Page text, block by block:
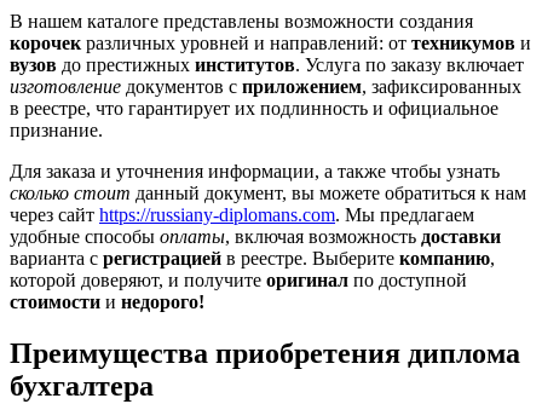
В нашем каталоге представлены возможности создания
корочек различных уровней и направлений: от техникумов и
вузов до престижных институтов. Услуга по заказу включает
изготовление документов с приложением, зафиксированных
в реестре, что гарантирует их подлинность и официальное
признание.
Для заказа и уточнения информации, а также чтобы узнать
сколько стоит данный документ, вы можете обратиться к нам
через сайт https://russiany-diplomans.com. Мы предлагаем
удобные способы оплаты, включая возможность доставки
варианта с регистрацией в реестре. Выберите компанию,
которой доверяют, и получите оригинал по доступной
стоимости и недорого!
Преимущества приобретения диплома
бухгалтера